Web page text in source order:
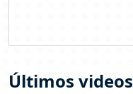
Últimos videos